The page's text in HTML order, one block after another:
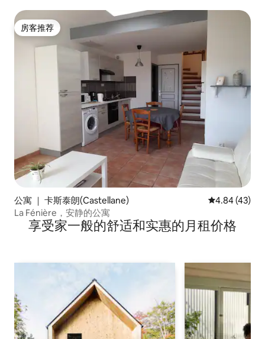
房客推荐
房客推荐
公寓 ｜ 卡斯泰朗(Castellane) 平均评分
4.84 (43)
La Fénière，安静的公寓
享受家一般的舒适和实惠的月租价格